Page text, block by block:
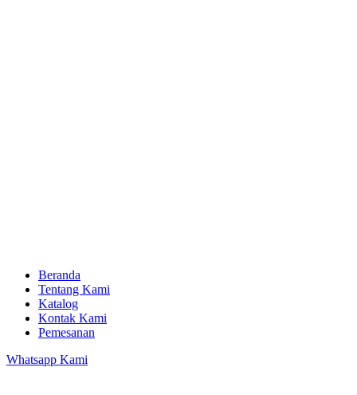
Beranda
Tentang Kami
Katalog
Kontak Kami
Pemesanan
Whatsapp Kami